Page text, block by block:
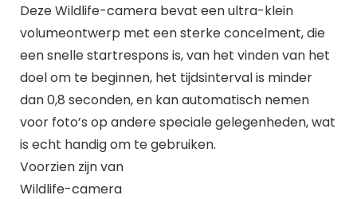
Deze Wildlife-camera bevat een ultra-klein
volumeontwerp met een sterke concelment, die
een snelle startrespons is, van het vinden van het
doel om te beginnen, het tijdsinterval is minder
dan 0,8 seconden, en kan automatisch nemen
voor foto’s op andere speciale gelegenheden, wat
is echt handig om te gebruiken.
Voorzien zijn van
Wildlife-camera